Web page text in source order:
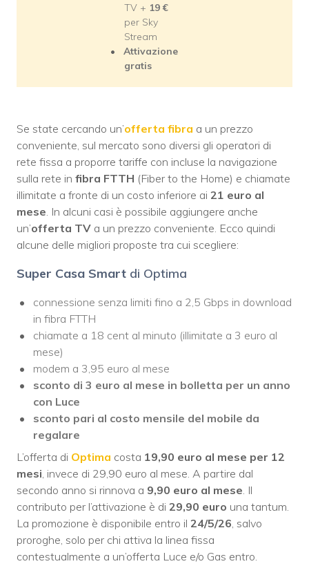
TV + 19 €
per Sky
Stream
Attivazione
gratis
Se state cercando un’offerta fibra a un prezzo
conveniente, sul mercato sono diversi gli operatori di
rete fissa a proporre tariffe con incluse la navigazione
sulla rete in fibra FTTH (Fiber to the Home) e chiamate
illimitate a fronte di un costo inferiore ai 21 euro al
mese . In alcuni casi è possibile aggiungere anche
un’offerta TV a un prezzo conveniente. Ecco quindi
alcune delle migliori proposte tra cui scegliere:
Super Casa Smart di Optima
connessione senza limiti fino a 2,5 Gbps in download
in fibra FTTH
chiamate a 18 cent al minuto (illimitate a 3 euro al
mese)
modem a 3,95 euro al mese
sconto di 3 euro al mese in bolletta per un anno
con Luce
sconto pari al costo mensile del mobile da
regalare
L’offerta di Optima costa 19,90 euro al mese per 12
mesi , invece di 29,90 euro al mese. A partire dal
secondo anno si rinnova a 9,90 euro al mese . Il
contributo per l’attivazione è di 29,90 euro una tantum.
La promozione è disponibile entro il 24/5/26 , salvo
proroghe, solo per chi attiva la linea fissa
contestualmente a un’offerta Luce e/o Gas entro.